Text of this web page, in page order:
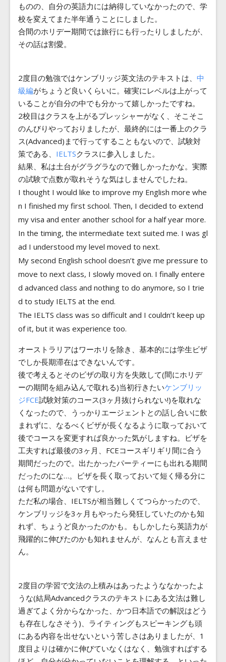
ものの、自分の英語力には納得していなかったので、学
校を変えてまた半年通うことにしました。
合間のホリデー期間では旅行にも行ったりしましたが、
その話は割愛。
2度目の勉強ではケンブリッジ英文法のテキストは、 中
級編がちょうど良いくらいに。確実にレベルは上がって
いることが自分の中でも分かって嬉しかったですね。
2校目はクラスを上がるプレッシャーがなく、そこそこ
のんびりやっておりましたが、最終的には一番上のクラ
ス(Advanced)まで行ってすることもないので、試験対
策である、 IELTSクラスに参入しました。
結果、私は土台がグラグラなので難しかったかな。実際
の試験で点数が取れそうな気はしませんでしたね。
I thought I would like to improve my English more whe
n I finished my first school. Then, I decided to extend
my visa and enter another school for a half year more.
In the timing, the intermediate text suited me. I was gl
ad I understood my level moved to next.
My second English school doesn’t give me pressure to
move to next class, I slowly moved on. I finally entere
d advanced class and nothing to do anymore, so I trie
d to study IELTS at the end.
The IELTS class was so difficult and I couldn’t keep up
of it, but it was experience too.
オーストラリアはワーホリを除き、基本的には学生ビザ
でしか長期滞在はできないんです。
後で考えるとそのビザの取り方を失敗して(間にホリデ
ーの期間を組み込んで取れる)当初行きたいケンブリッ
ジFCE試験対策のコース(3ヶ月抜けられない!)を取れな
くなったので、うっかりエージェントとの話し合いに飲
まれずに、なるべくビザが長くなるように取っておいて
後でコースを変更すれば良かった気がしますね。ビザを
工夫すれば最後の3ヶ月、FCEコースギリギリ間に合う
期間だったので。出たかったパーティーにも出れる期間
だったのにな…。ビザを長く取っておいて短く帰る分に
は何も問題がないですし。
ただ私の場合、IELTSが相当難しくてつらかったので、
ケンブリッジを3ヶ月もやったら発狂していたのかも知
れず、ちょうど良かったのかも。もしかしたら英語力が
飛躍的に伸びたのかも知れませんが、なんとも言えませ
ん。
2度目の学習で文法の上積みはあったようななかったよ
うな(結局Advancedクラスのテキストにある文法は難し
過ぎてよく分からなかった、かつ日本語での解説はどう
も存在しなさそう)、ライティングもスピーキングも頭
にある内容を出せないという苦しさはありましたが、1
度目よりは確かに伸びていなくはなく、勉強すればする